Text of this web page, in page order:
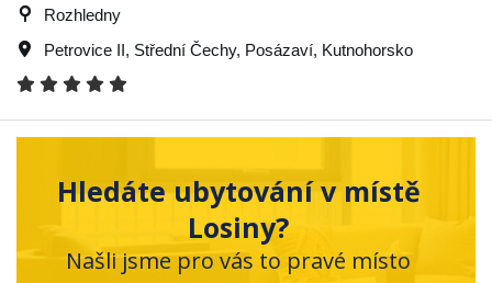
Rozhledny
Petrovice II, Střední Čechy, Posázaví, Kutnohorsko
Hledáte ubytování v místě
Losiny?
Našli jsme pro vás to pravé místo